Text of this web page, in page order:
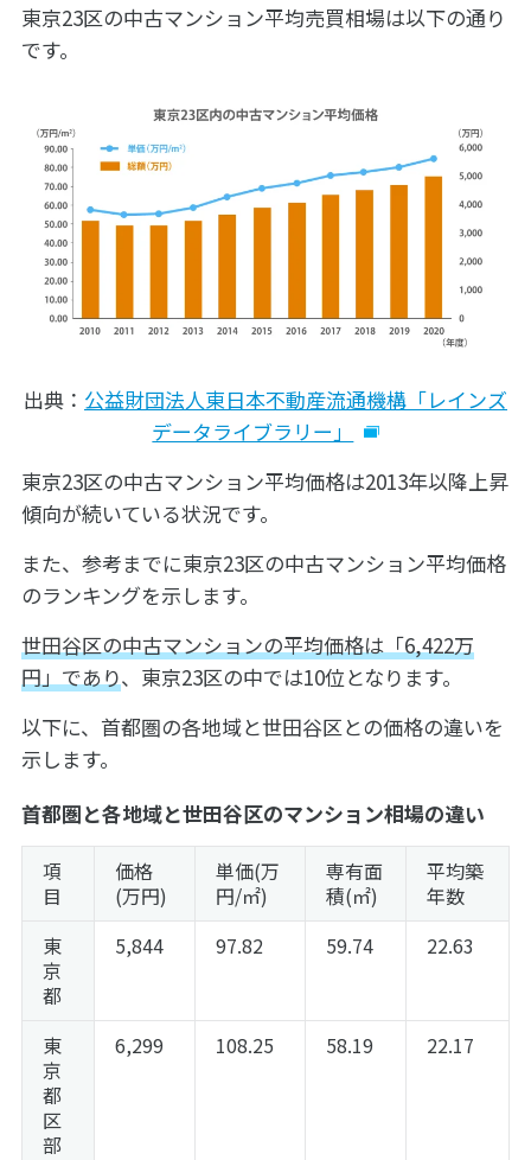
東京23区の中古マンション平均売買相場は以下の通り
です。
出典： 公益財団法人東日本不動産流通機構「レインズ
データライブラリー」
東京23区の中古マンション平均価格は2013年以降上昇
傾向が続いている状況です。
また、参考までに東京23区の中古マンション平均価格
のランキングを示します。
世田谷区の中古マンションの平均価格は「6,422万
円」であり、東京23区の中では10位となります。
以下に、首都圏の各地域と世田谷区との価格の違いを
示します。
首都圏と各地域と世田谷区のマンション相場の違い
項
目
価格
(万円)
単価(万
円/㎡)
専有面
積(㎡)
平均築
年数
東
京
都
5,844 97.82 59.74 22.63
東
京
都
区
部
6,299 108.25 58.19 22.17